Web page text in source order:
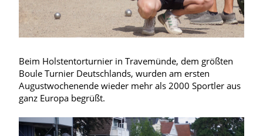
Beim Holstentorturnier in Travemünde, dem größten
Boule Turnier Deutschlands, wurden am ersten
Augustwochenende wieder mehr als 2000 Sportler aus
ganz Europa begrüßt.